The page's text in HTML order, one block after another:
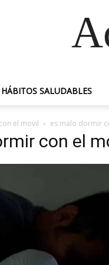
HÁBITOS SALUDABLES
el movil es malo dormir
con el